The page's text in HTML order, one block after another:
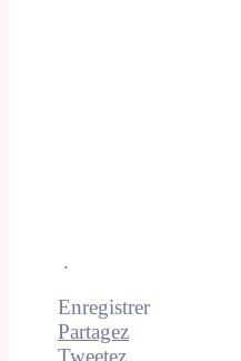
.
Enregistrer
Partagez